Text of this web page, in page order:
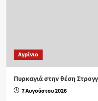
Aγρίνιο
Πυρκαγιά στην θέση
7 Αυγούστου 2026